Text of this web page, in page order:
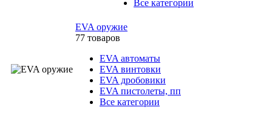
Все категории
EVA оружие
77 товаров
EVA автоматы
EVA винтовки
EVA дробовики
EVA пистолеты, пп
Все категории